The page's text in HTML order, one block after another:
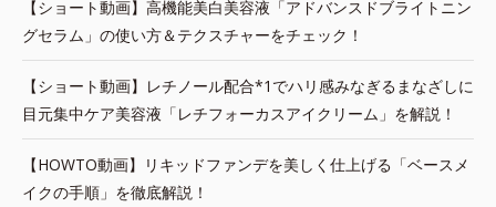
【ショート動画】高機能美白美容液「アドバンスドブライトニン
グセラム」の使い方＆テクスチャーをチェック！
【ショート動画】レチノール配合*1でハリ感みなぎるまなざしに
目元集中ケア美容液「レチフォーカスアイクリーム」を解説！
【HOWTO動画】リキッドファンデを美しく仕上げる「ベースメ
イクの手順」を徹底解説！